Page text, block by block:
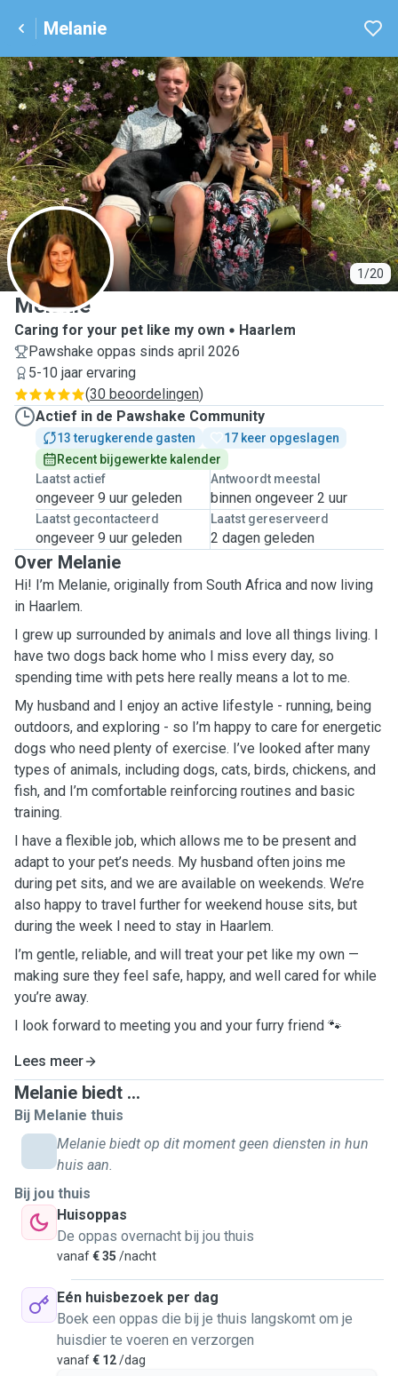
Melanie
1/20
M
Melanie
Caring for your pet like my own
Haarlem
Pawshake oppas sinds april 2026
5-10 jaar ervaring
(30 beoordelingen)
Actief in de Pawshake Community
13 terugkerende gasten
17 keer opgeslagen
Recent bijgewerkte kalender
Laatst actief
ongeveer 9 uur geleden
Antwoordt meestal
binnen ongeveer 2 uur
Laatst gecontacteerd
ongeveer 9 uur geleden
Laatst gereserveerd
2 dagen geleden
Over Melanie
Hi! I’m Melanie, originally from South Africa and now living
in Haarlem.
I grew up surrounded by animals and love all things living. I
have two dogs back home who I miss every day, so
spending time with pets here really means a lot to me.
My husband and I enjoy an active lifestyle - running, being
outdoors, and exploring - so I’m happy to care for energetic
dogs who need plenty of exercise. I’ve looked after many
types of animals, including dogs, cats, birds, chickens, and
fish, and I’m comfortable reinforcing routines and basic
training.
I have a flexible job, which allows me to be present and
adapt to your pet’s needs. My husband often joins me
during pet sits, and we are available on weekends. We’re
also happy to travel further for weekend house sits, but
during the week I need to stay in Haarlem.
I’m gentle, reliable, and will treat your pet like my own —
making sure they feel safe, happy, and well cared for while
you’re away.
I look forward to meeting you and your furry friend 🐾
Lees meer
Melanie biedt ...
Bij Melanie thuis
Melanie biedt op dit moment geen diensten in hun
huis aan.
Bij jou thuis
Huisoppas
De oppas overnacht bij jou thuis
vanaf€ 35 /nacht
Eén huisbezoek per dag
Boek een oppas die bij je thuis langskomt om je
huisdier te voeren en verzorgen
vanaf€ 12/dag